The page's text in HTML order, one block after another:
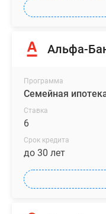
Альфа-
Программа
Семейная
Ставка
6
Срок кредита
до 30 лет